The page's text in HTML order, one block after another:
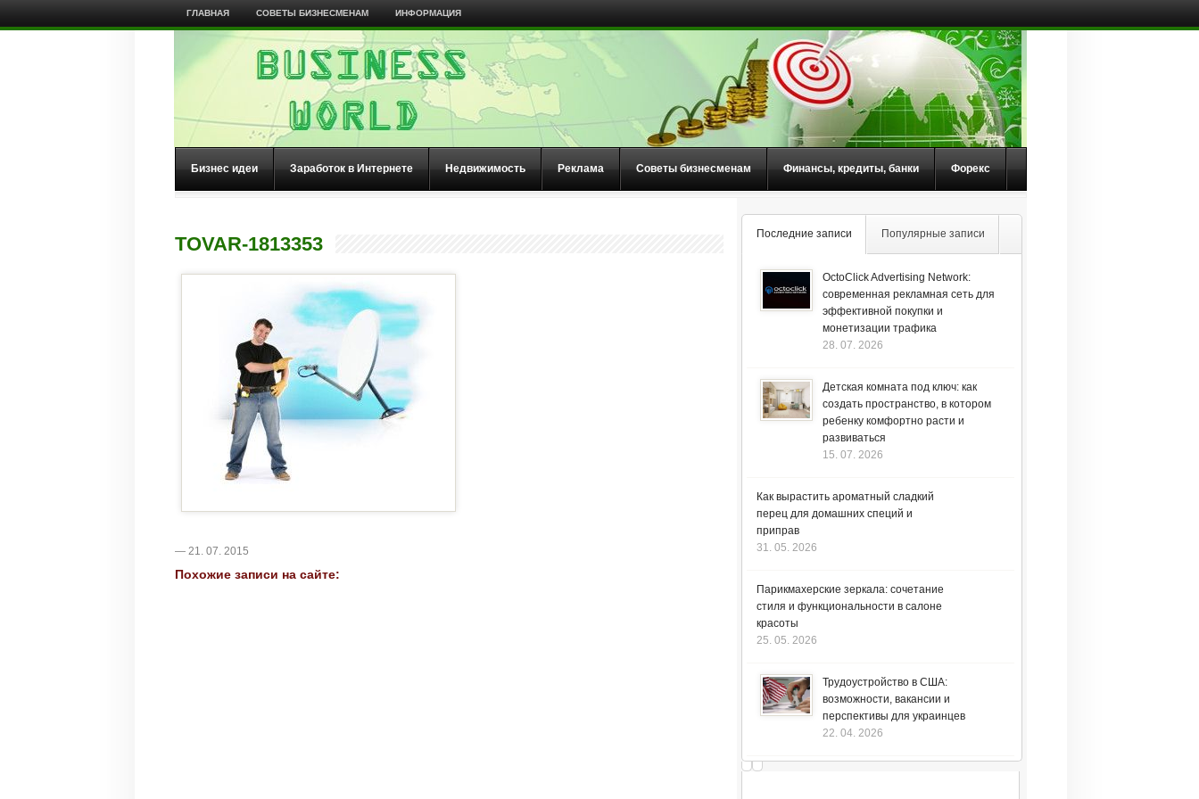
ГЛАВНАЯ СОВЕТЫ БИЗНЕСМЕНАМ ИНФОРМАЦИЯ
Бизнес идеи Заработок в Интернете Недвижимость Реклама Советы бизнесменам Финансы, кредиты, банки Форекс
TOVAR-1813353
— 21. 07. 2015
Похожие записи на сайте:
Последние записи Популярные записи
OctoClick Advertising Network:
современная рекламная сеть для
эффективной покупки и
монетизации трафика
28. 07. 2026
Детская комната под ключ: как
создать пространство, в котором
ребенку комфортно расти и
развиваться
15. 07. 2026
Как вырастить ароматный сладкий
перец для домашних специй и
приправ
31. 05. 2026
Парикмахерские зеркала: сочетание
стиля и функциональности в салоне
красоты
25. 05. 2026
Трудоустройство в США:
возможности, вакансии и
перспективы для украинцев
22. 04. 2026